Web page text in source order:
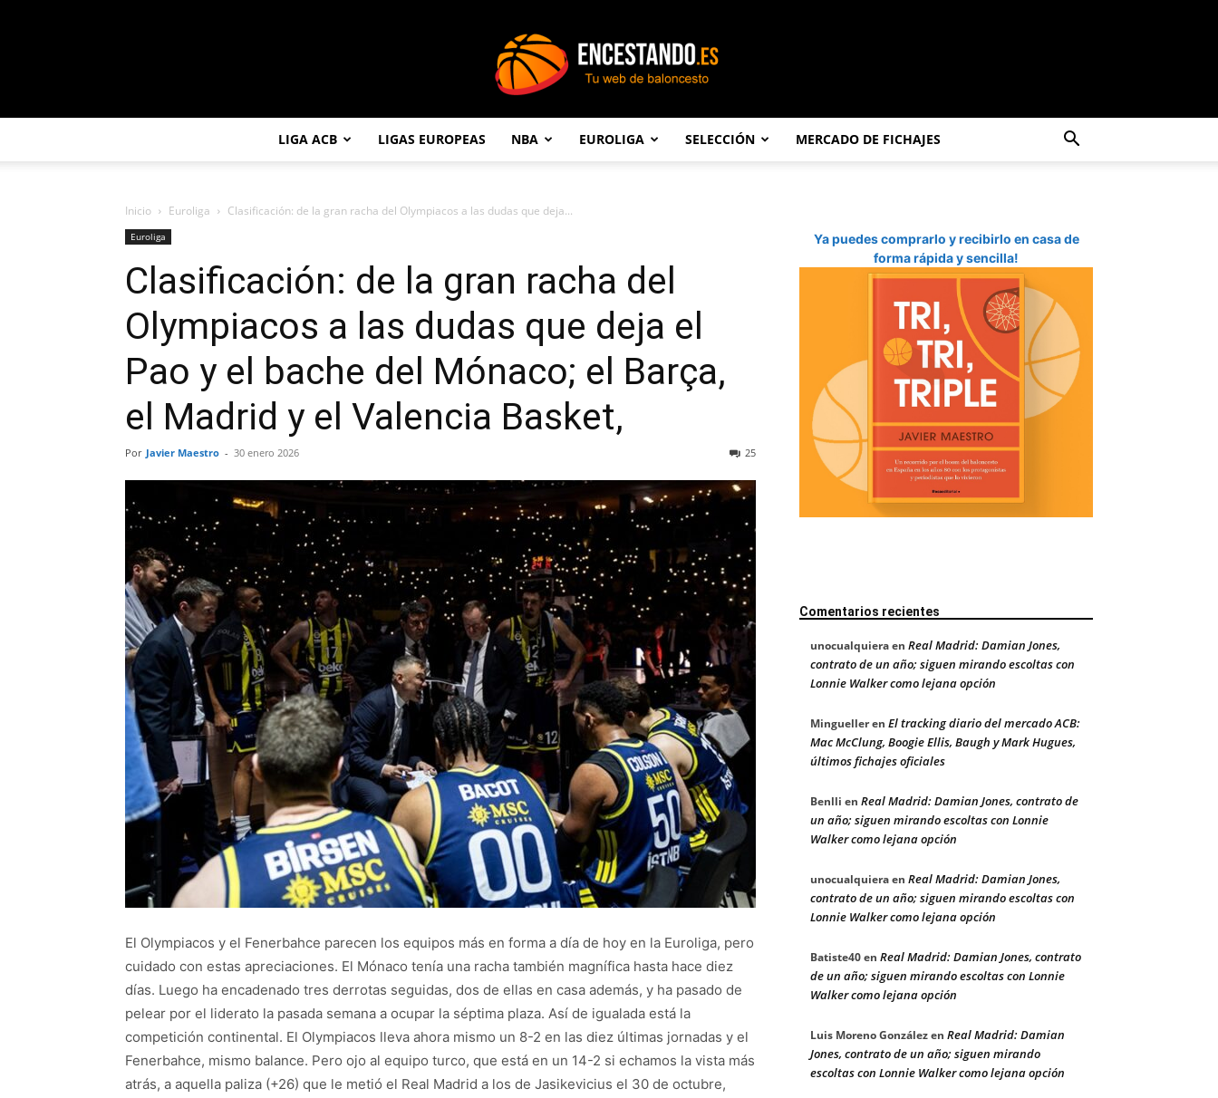
LIGA ACB LIGAS EUROPEAS NBA EUROLIGA SELECCIÓN MERCADO DE FICHAJES
Inicio Euroliga Clasificación: de la gran racha del Olympiacos a las dudas que deja...
Euroliga
Clasificación: de la gran racha del
Olympiacos a las dudas que deja el
Pao y el bache del Mónaco; el Barça,
el Madrid y el Valencia Basket,
Por Javier Maestro - 30 enero 2026 25
El Olympiacos y el Fenerbahce parecen los equipos más en forma a día de hoy en la Euroliga, pero
cuidado con estas apreciaciones. El Mónaco tenía una racha también magnífica hasta hace diez
días. Luego ha encadenado tres derrotas seguidas, dos de ellas en casa además, y ha pasado de
pelear por el liderato la pasada semana a ocupar la séptima plaza. Así de igualada está la
competición continental. El Olympiacos lleva ahora mismo un 8-2 en las diez últimas jornadas y el
Fenerbahce, mismo balance. Pero ojo al equipo turco, que está en un 14-2 si echamos la vista más
atrás, a aquella paliza (+26) que le metió el Real Madrid a los de Jasikevicius el 30 de octubre,
Ya puedes comprarlo y recibirlo en casa de
forma rápida y sencilla!
Comentarios recientes
unocualquieraen Real Madrid: Damian Jones,
contrato de un año; siguen mirando escoltas con
Lonnie Walker como lejana opción
Minguelleren El tracking diario del mercado ACB:
Mac McClung, Boogie Ellis, Baugh y Mark Hugues,
últimos fichajes oficiales
Benlli en Real Madrid: Damian Jones, contrato de
un año; siguen mirando escoltas con Lonnie
Walker como lejana opción
unocualquieraen Real Madrid: Damian Jones,
contrato de un año; siguen mirando escoltas con
Lonnie Walker como lejana opción
Batiste40en Real Madrid: Damian Jones, contrato
de un año; siguen mirando escoltas con Lonnie
Walker como lejana opción
Luis Moreno Gonzálezen Real Madrid: Damian
Jones, contrato de un año; siguen mirando
escoltas con Lonnie Walker como lejana opción